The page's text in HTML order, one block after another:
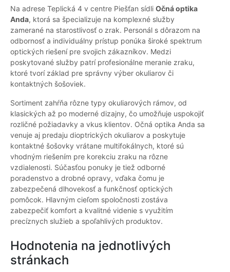
Na adrese Teplická 4 v centre Piešťan sídli Očná optika
Anda, ktorá sa špecializuje na komplexné služby
zamerané na starostlivosť o zrak. Personál s dôrazom na
odbornosť a individuálny prístup ponúka široké spektrum
optických riešení pre svojich zákazníkov. Medzi
poskytované služby patrí profesionálne meranie zraku,
ktoré tvorí základ pre správny výber okuliarov či
kontaktných šošoviek.
Sortiment zahŕňa rôzne typy okuliarových rámov, od
klasických až po moderné dizajny, čo umožňuje uspokojiť
rozličné požiadavky a vkus klientov. Očná optika Anda sa
venuje aj predaju dioptrických okuliarov a poskytuje
kontaktné šošovky vrátane multifokálnych, ktoré sú
vhodným riešením pre korekciu zraku na rôzne
vzdialenosti. Súčasťou ponuky je tiež odborné
poradenstvo a drobné opravy, vďaka čomu je
zabezpečená dlhovekosť a funkčnosť optických
pomôcok. Hlavným cieľom spoločnosti zostáva
zabezpečiť komfort a kvalitné videnie s využitím
precíznych služieb a spoľahlivých produktov.
Hodnotenia na jednotlivých
stránkach